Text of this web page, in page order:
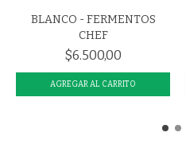
BLANCO - FERMENTOS
CHEF
$6.500,00